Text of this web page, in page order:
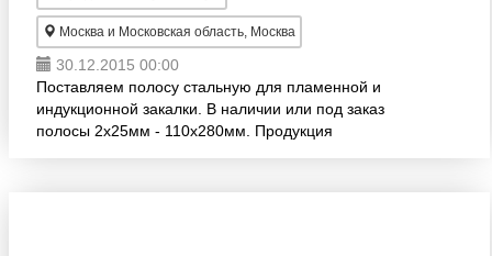
Москва и Московская область, Москва
30.12.2015 00:00
Поставляем полосу стальную для пламенной и
индукционной закалки. В наличии или под заказ
полосы 2х25мм - 110х280мм. Продукция